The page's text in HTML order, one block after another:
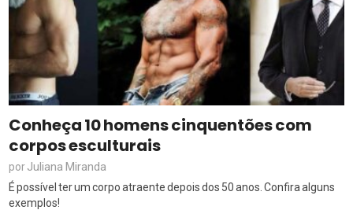
Conheça 10 homens cinquentões com
corpos esculturais
porJuliana Miranda
É possível ter um corpo atraente depois dos 50 anos. Confira alguns
exemplos!